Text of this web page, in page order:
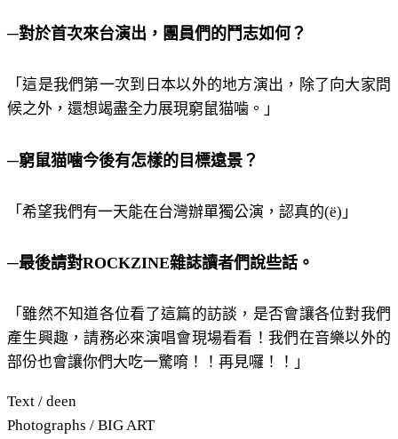
─對於首次來台演出，團員們的鬥志如何？
「這是我們第一次到日本以外的地方演出，除了向大家問
候之外，還想竭盡全力展現窮鼠猫噛。」
─窮鼠猫噛今後有怎樣的目標遠景？
「希望我們有一天能在台灣辦單獨公演，認真的(ё)」
─最後請對ROCKZINE雜誌讀者們說些話。
「雖然不知道各位看了這篇的訪談，是否會讓各位對我們
產生興趣，請務必來演唱會現場看看！我們在音樂以外的
部份也會讓你們大吃一驚唷！！再見囉！！」
Text / deen
Photographs / BIG ART